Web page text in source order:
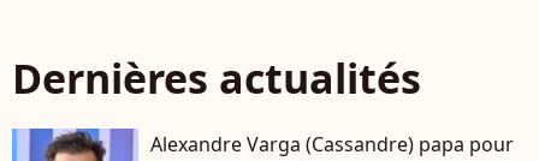
Dernières actualités
Alexandre Varga (Cassandre) papa pour